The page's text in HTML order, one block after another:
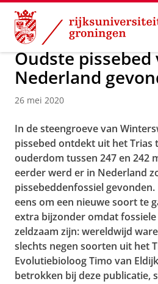
Skip
Content
Skip
Navigation
Over ons Actueel Nieuws
Oudste pissebed
Nederland
26 mei 2020
In de steengroeve van
pissebed ontdekt uit het Trias
ouderdom tussen 247 en 242
eerder werd er in Nederland
pissebeddenfossiel
eens om een nieuwe soort te
extra bijzonder omdat
zeldzaam zijn: wereldwijd
slechts negen soorten uit het
Evolutiebioloog Timo van
betrokken bij deze publicatie,